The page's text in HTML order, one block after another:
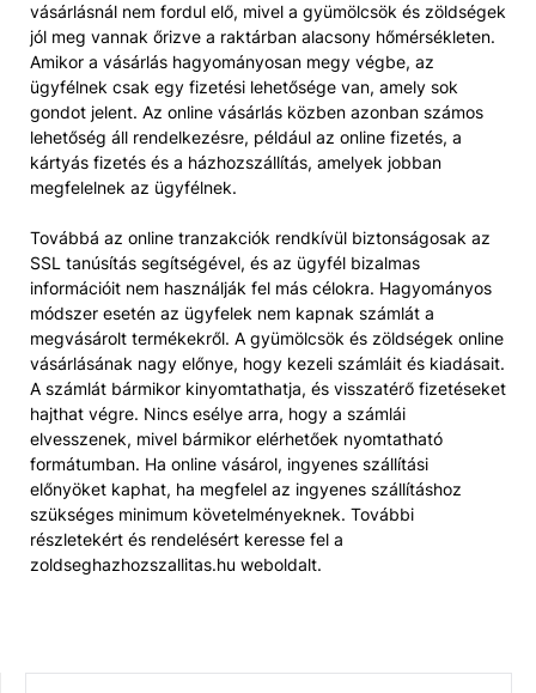
vásárlásnál nem fordul elő, mivel a gyümölcsök és zöldségek
jól meg vannak őrizve a raktárban alacsony hőmérsékleten.
Amikor a vásárlás hagyományosan megy végbe, az
ügyfélnek csak egy fizetési lehetősége van, amely sok
gondot jelent. Az online vásárlás közben azonban számos
lehetőség áll rendelkezésre, például az online fizetés, a
kártyás fizetés és a házhozszállítás, amelyek jobban
megfelelnek az ügyfélnek.
Továbbá az online tranzakciók rendkívül biztonságosak az
SSL tanúsítás segítségével, és az ügyfél bizalmas
információit nem használják fel más célokra. Hagyományos
módszer esetén az ügyfelek nem kapnak számlát a
megvásárolt termékekről. A gyümölcsök és zöldségek online
vásárlásának nagy előnye, hogy kezeli számláit és kiadásait.
A számlát bármikor kinyomtathatja, és visszatérő fizetéseket
hajthat végre. Nincs esélye arra, hogy a számlái
elvesszenek, mivel bármikor elérhetőek nyomtatható
formátumban. Ha online vásárol, ingyenes szállítási
előnyöket kaphat, ha megfelel az ingyenes szállításhoz
szükséges minimum követelményeknek. További
részletekért és rendelésért keresse fel a
zoldseghazhozszallitas.hu weboldalt.